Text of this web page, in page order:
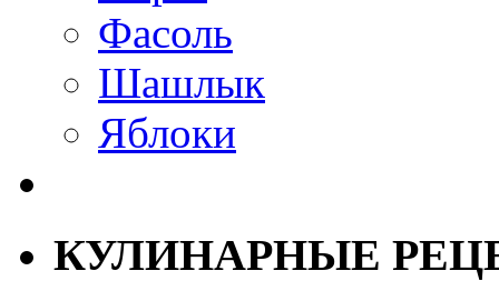
Фасоль
Шашлык
Яблоки
КУЛИНАРНЫЕ